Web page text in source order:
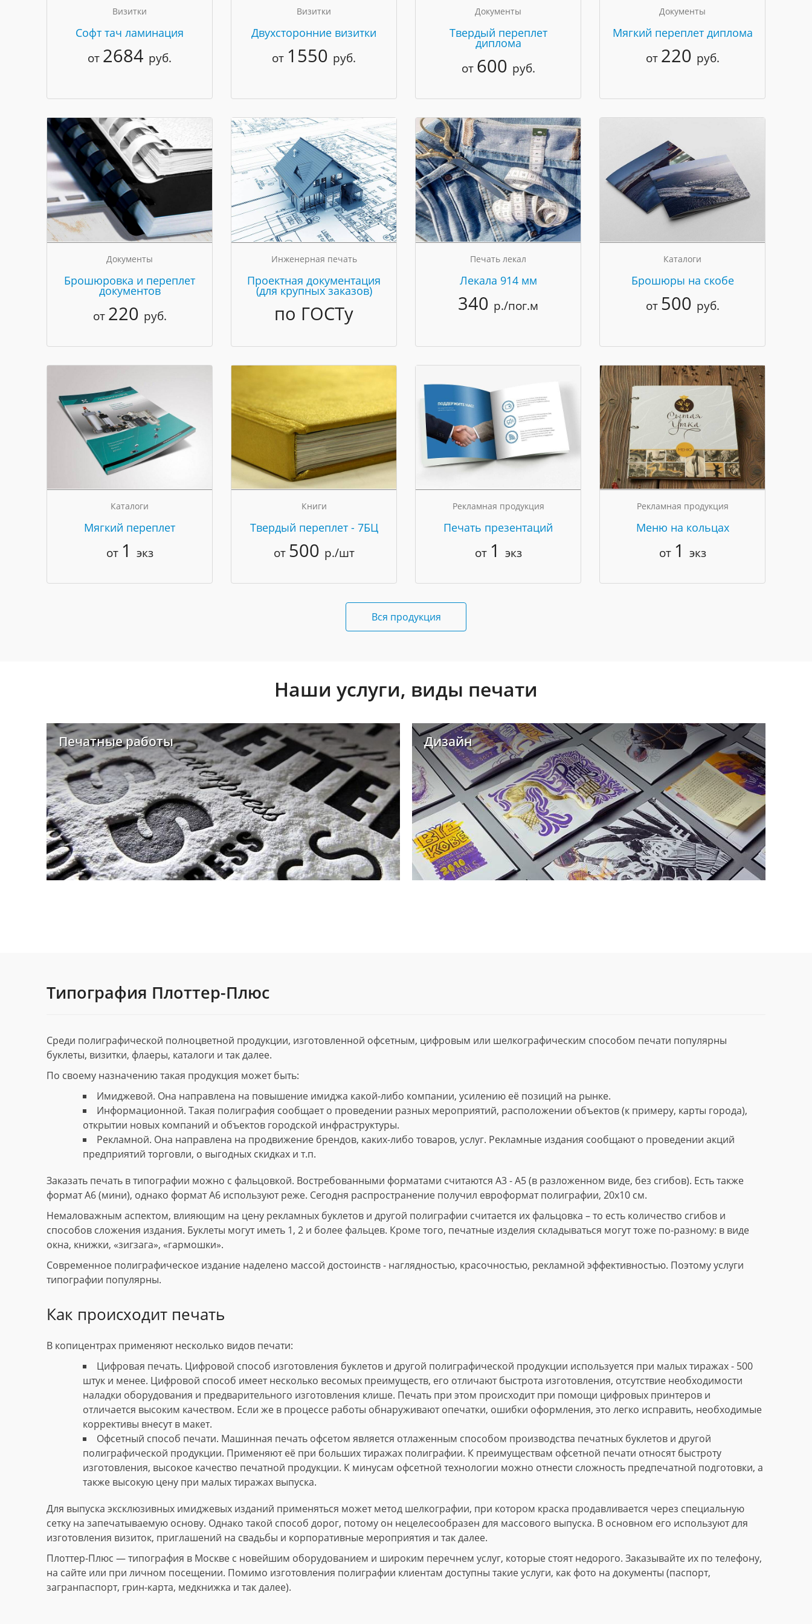
Визитки
Cофт тач ламинация
от 2684 руб.
Визитки
Двухсторонние визитки
от 1550 руб.
Документы
Твердый переплет
диплома
от 600 руб.
Документы
Мягкий переплет диплома
от 220 руб.
Документы
Брошюровка и переплет
документов
от 220 руб.
Инженерная печать
Проектная документация
(для крупных заказов)
по ГОСТу
Печать лекал
Лекала 914 мм
340 р./пог.м
Каталоги
Брошюры на скобе
от 500 руб.
Каталоги
Мягкий переплет
от 1 экз
Книги
Твердый переплет - 7БЦ
от 500 р./шт
Рекламная продукция
Печать презентаций
от 1 экз
Рекламная продукция
Меню на кольцах
от 1 экз
Вся продукция
Наши услуги, виды печати
Печатные работы Дизайн
Типография Плоттер-Плюс
Среди полиграфической полноцветной продукции, изготовленной офсетным, цифровым или шелкографическим способом печати популярны
буклеты, визитки, флаеры, каталоги и так далее.
По своему назначению такая продукция может быть:
Имиджевой. Она направлена на повышение имиджа какой-либо компании, усилению её позиций на рынке.
Информационной. Такая полиграфия сообщает о проведении разных мероприятий, расположении объектов (к примеру, карты города),
открытии новых компаний и объектов городской инфраструктуры.
Рекламной. Она направлена на продвижение брендов, каких-либо товаров, услуг. Рекламные издания сообщают о проведении акций
предприятий торговли, о выгодных скидках и т.п.
Заказать печать в типографии можно с фальцовкой. Востребованными форматами считаются А3 - А5 (в разложенном виде, без сгибов). Есть также
формат А6 (мини), однако формат А6 используют реже. Сегодня распространение получил евроформат полиграфии, 20х10 см.
Немаловажным аспектом, влияющим на цену рекламных буклетов и другой полиграфии считается их фальцовка – то есть количество сгибов и
способов сложения издания. Буклеты могут иметь 1, 2 и более фальцев. Кроме того, печатные изделия складываться могут тоже по-разному: в виде
окна, книжки, «зигзага», «гармошки».
Современное полиграфическое издание наделено массой достоинств - наглядностью, красочностью, рекламной эффективностью. Поэтому услуги
типографии популярны.
Как происходит печать
В копицентрах применяют несколько видов печати:
Цифровая печать. Цифровой способ изготовления буклетов и другой полиграфической продукции используется при малых тиражах - 500
штук и менее. Цифровой способ имеет несколько весомых преимуществ, его отличают быстрота изготовления, отсутствие необходимости
наладки оборудования и предварительного изготовления клише. Печать при этом происходит при помощи цифровых принтеров и
отличается высоким качеством. Если же в процессе работы обнаруживают опечатки, ошибки оформления, это легко исправить, необходимые
коррективы внесут в макет.
Офсетный способ печати. Машинная печать офсетом является отлаженным способом производства печатных буклетов и другой
полиграфической продукции. Применяют её при больших тиражах полиграфии. К преимуществам офсетной печати относят быстроту
изготовления, высокое качество печатной продукции. К минусам офсетной технологии можно отнести сложность предпечатной подготовки, а
также высокую цену при малых тиражах выпуска.
Для выпуска эксклюзивных имиджевых изданий применяться может метод шелкографии, при котором краска продавливается через специальную
сетку на запечатываемую основу. Однако такой способ дорог, потому он нецелесообразен для массового выпуска. В основном его используют для
изготовления визиток, приглашений на свадьбы и корпоративные мероприятия и так далее.
Плоттер-Плюс — типография в Москве с новейшим оборудованием и широким перечнем услуг, которые стоят недорого. Заказывайте их по телефону,
на сайте или при личном посещении. Помимо изготовления полиграфии клиентам доступны такие услуги, как фото на документы (паспорт,
загранпаспорт, грин-карта, медкнижка и так далее).